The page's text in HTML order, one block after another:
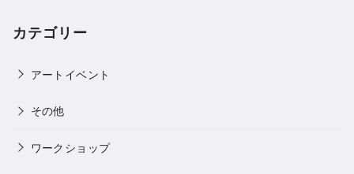
カテゴリー
アートイベント
その他
ワークショップ